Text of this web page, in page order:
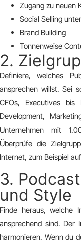
Zugang zu neuen
Social Selling
Brand Building
Tonnenweise
2.
Definiere, welches
ansprechen willst. Sei
CFOs, Executives bis
Development,
Unternehmen mit
Überprüfe die
Internet, zum Beispiel
3.
und Style
Finde heraus, welche
ansprechend sind. Der
harmonieren. Wenn du